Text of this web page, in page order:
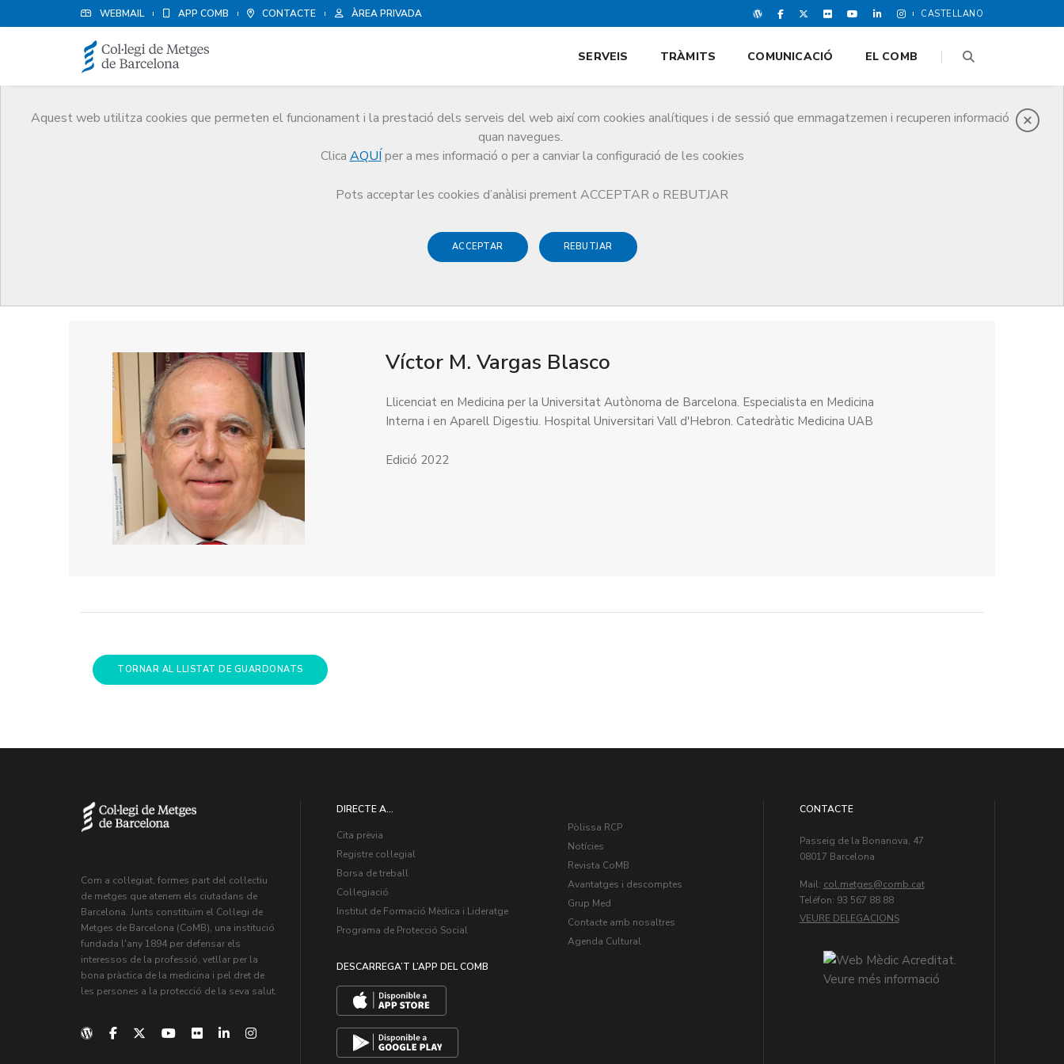
WEBMAIL APP COMB CONTACTE ÀREA PRIVADA CASTELLANO
Aquest web utilitza cookies que permeten el funcionament i la prestació dels serveis del web així com cookies analítiques i de sessió que emmagatzemen i recuperen informació
quan navegues.
Clica AQUÍ per a mes informació o per a canviar la configuració de les cookies
Pots acceptar les cookies d’anàlisi prement ACCEPTAR o REBUTJAR
ACCEPTAR REBUTJAR
SERVEIS TRÀMITS COMUNICACIÓ EL COMB
Guardonat Edició 2022
Víctor M. Vargas Blasco
Llicenciat en Medicina per la Universitat Autònoma de Barcelona. Especialista en Medicina
Interna i en Aparell Digestiu. Hospital Universitari Vall d'Hebron. Catedràtic Medicina UAB
Edició 2022
TORNAR AL LLISTAT DE GUARDONATS
Com a col·legiat, formes part del col·lectiu
de metges que atenem els ciutadans de
Barcelona. Junts constituïm el Col·legi de
Metges de Barcelona (CoMB), una institució
fundada l'any 1894 per defensar els
interessos de la professió, vetllar per la
bona pràctica de la medicina i pel dret de
les persones a la protecció de la seva salut.
DIRECTE A...
Cita prèvia
Registre col·legial
Borsa de treball
Col·legiació
Institut de Formació Mèdica i Lideratge
Programa de Protecció Social
DESCARREGA’T L’APP DEL COMB
Pòlissa RCP
Notícies
Revista CoMB
Avantatges i descomptes
Grup Med
Contacte amb nosaltres
Agenda Cultural
CONTACTE
Passeig de la Bonanova, 47
08017 Barcelona
Mail: col.metges
Teléfon: 93 567 88 88
VEURE DELEGACIONS